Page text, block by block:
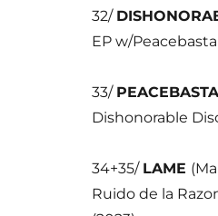
32/
EP w/
33/
Dishonorable
34+35/ LAME
Ruido de la